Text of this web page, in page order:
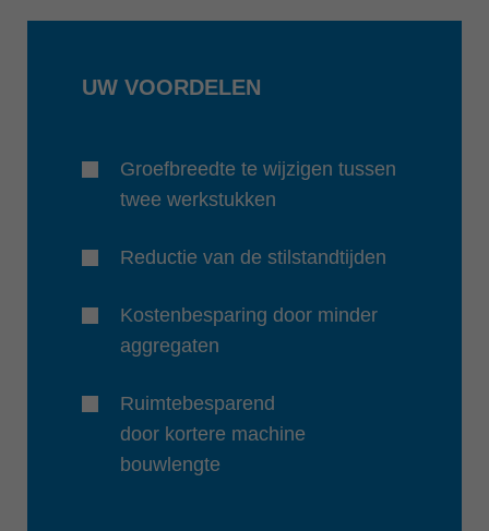
UW VOORDELEN
Groefbreedte te wijzigen tussen
twee werkstukken
Reductie van de stilstandtijden
Kostenbesparing door minder
aggregaten
Ruimtebesparend
door kortere machine
bouwlengte